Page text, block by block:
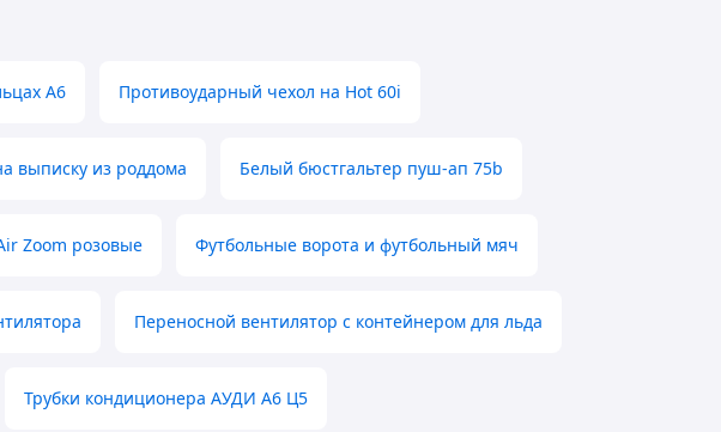
А6 Противоударный чехол на Hot 60i
выписку из роддома Белый бюстгальтер пуш-ап 75b
Zoom розовые Футбольные ворота и футбольный мяч
Переносной вентилятор с контейнером для льда
Трубки кондиционера АУДИ А6 Ц5